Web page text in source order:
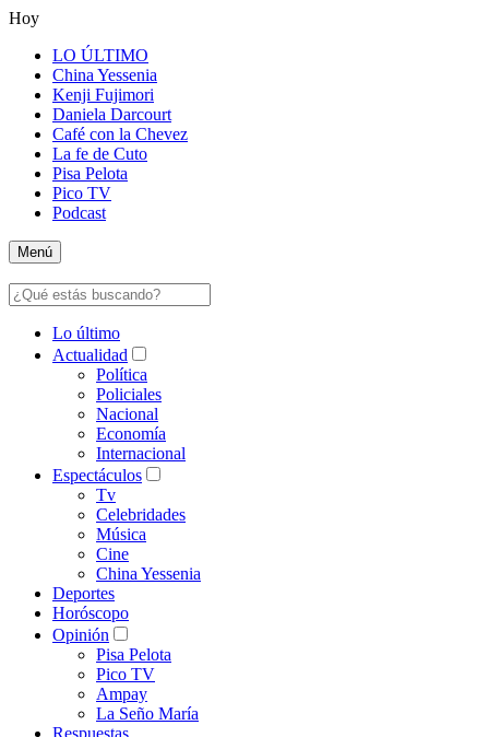
Hoy
LO ÚLTIMO
China Yessenia
Kenji Fujimori
Daniela Darcourt
Café con la Chevez
La fe de Cuto
Pisa Pelota
Pico TV
Podcast
Menú
Lo último
Actualidad
Política
Policiales
Nacional
Economía
Internacional
Espectáculos
Tv
Celebridades
Música
Cine
China Yessenia
Deportes
Horóscopo
Opinión
Pisa Pelota
Pico TV
Ampay
La Seño María
Respuestas